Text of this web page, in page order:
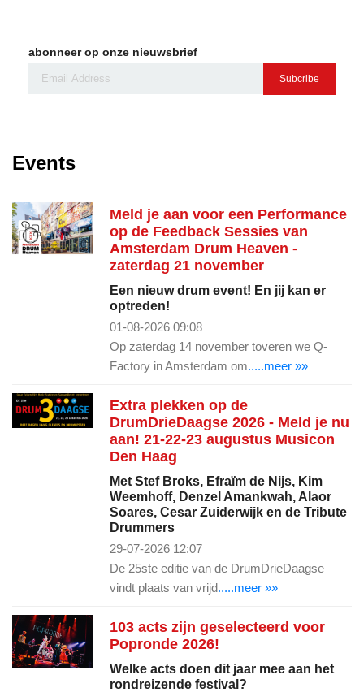
abonneer op onze nieuwsbrief
Subcribe
Events
Meld je aan voor een Performance
op de Feedback Sessies van
Amsterdam Drum Heaven -
zaterdag 21 november
Een nieuw drum event! En jij kan er
optreden!
01-08-2026 09:08
Op zaterdag 14 november toveren we Q-
Factory in Amsterdam om.....meer »»
Extra plekken op de
DrumDrieDaagse 2026 - Meld je nu
aan! 21-22-23 augustus Musicon
Den Haag
Met Stef Broks, Efraïm de Nijs, Kim
Weemhoff, Denzel Amankwah, Alaor
Soares, Cesar Zuiderwijk en de Tribute
Drummers
29-07-2026 12:07
De 25ste editie van de DrumDrieDaagse
vindt plaats van vrijd.....meer »»
103 acts zijn geselecteerd voor
Popronde 2026!
Welke acts doen dit jaar mee aan het
rondreizende festival?